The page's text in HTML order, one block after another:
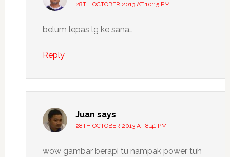
28TH OCTOBER 2013 AT 10:15 PM
belum lepas lg ke sana…
Reply
Juan says
28TH OCTOBER 2013 AT 8:41 PM
wow gambar berapi tu nampak power tuh